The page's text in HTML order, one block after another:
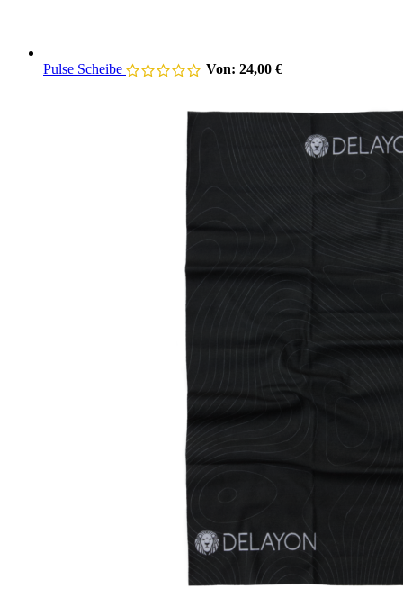
Pulse Scheibe Von: 24,00 €